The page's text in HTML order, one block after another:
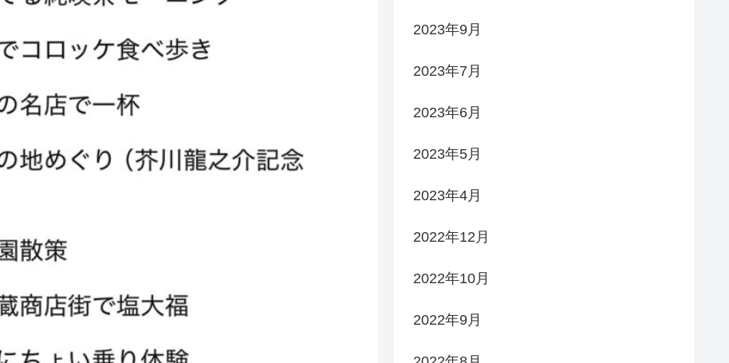
2023年9月
2023年7月
2023年6月
2023年5月
2023年4月
2022年12月
2022年10月
2022年9月